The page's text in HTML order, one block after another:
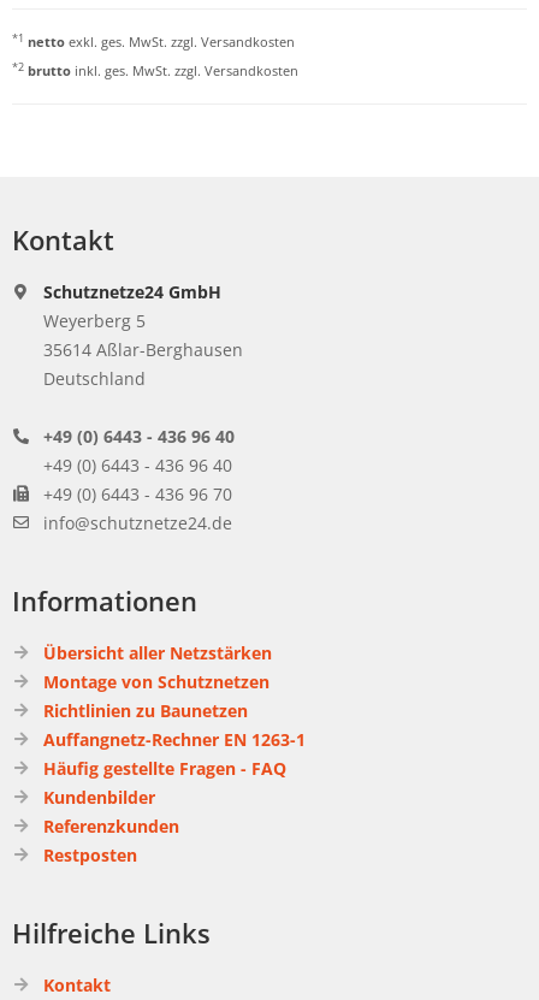
*1 netto exkl. ges. MwSt. zzgl. Versandkosten
*2 brutto inkl. ges. MwSt. zzgl. Versandkosten
Kontakt
Schutznetze24 GmbH
Weyerberg 5
35614 Aßlar-Berghausen
Deutschland
+49 (0) 6443 - 436 96 40
+49 (0) 6443 - 436 96 40
+49 (0) 6443 - 436 96 70
info@schutznetze24.de
Informationen
Übersicht aller Netzstärken
Montage von Schutznetzen
Richtlinien zu Baunetzen
Auffangnetz-Rechner EN 1263-1
Häufig gestellte Fragen - FAQ
Kundenbilder
Referenzkunden
Restposten
Hilfreiche Links
Kontakt